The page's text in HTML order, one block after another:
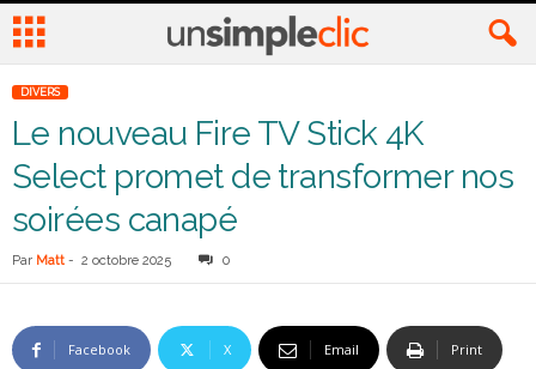
DIVERS
Le nouveau Fire TV Stick 4K
Select promet de transformer nos
soirées canapé
Par Matt - 2 octobre 2025 0
Facebook X Email Print